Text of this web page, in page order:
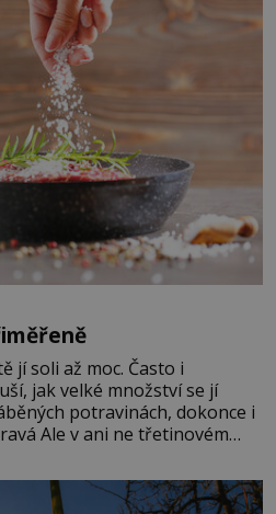
jí soli až moc. Často i
jak velké množství se jí
potravinách, dokonce i
Ale v ani ne třetinovém
– jsou zásadní pro